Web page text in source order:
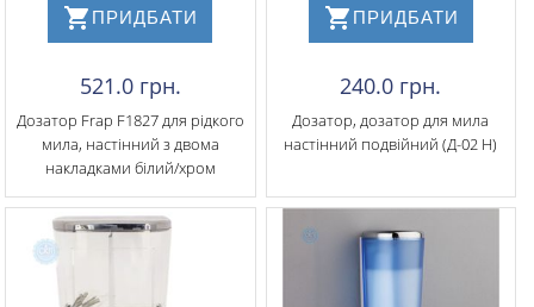
ПРИДБАТИ
521.0 грн.
Дозатор Frap F1827 для рідкого
мила, настінний з двома
накладками білий/хром
ПРИДБАТИ
240.0 грн.
Дозатор, дозатор для мила
настінний подвійний (Д-02 Н)